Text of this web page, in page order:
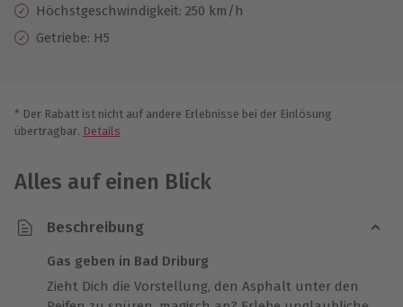
Höchstgeschwindigkeit: 250 km/h
Getriebe: H5
* Der Rabatt ist nicht auf andere Erlebnisse bei der Einlösung
übertragbar. Details
Alles auf einen Blick
Beschreibung
Gas geben in Bad Driburg
Zieht Dich die Vorstellung, den Asphalt unter den